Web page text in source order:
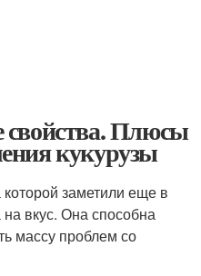
свойства. Плюсы
кукурузы
заметили еще в
вкус. Она способна
массу проблем со